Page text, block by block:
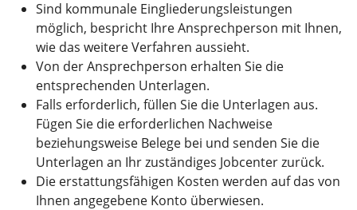
Sind kommunale Eingliederungsleistungen
möglich, bespricht Ihre Ansprechperson mit Ihnen,
wie das weitere Verfahren aussieht.
Von der Ansprechperson erhalten Sie die
entsprechenden Unterlagen.
Falls erforderlich, füllen Sie die Unterlagen aus.
Fügen Sie die erforderlichen Nachweise
beziehungsweise Belege bei und senden Sie die
Unterlagen an Ihr zuständiges Jobcenter zurück.
Die erstattungsfähigen Kosten werden auf das von
Ihnen angegebene Konto überwiesen.